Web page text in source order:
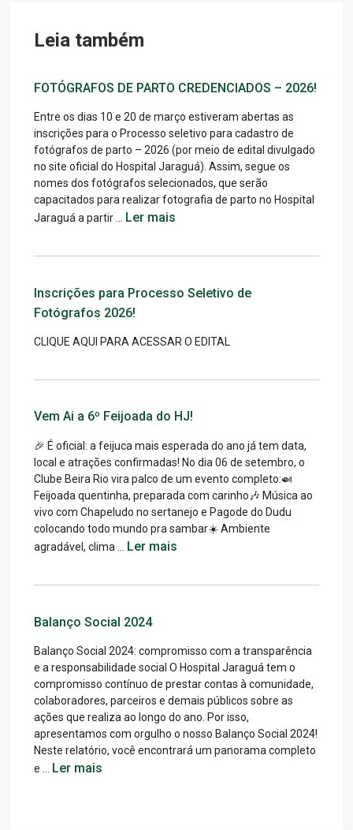
Leia também
FOTÓGRAFOS DE PARTO CREDENCIADOS – 2026!
Entre os dias 10 e 20 de março estiveram abertas as
inscrições para o Processo seletivo para cadastro de
fotógrafos de parto – 2026 (por meio de edital divulgado
no site oficial do Hospital Jaraguá). Assim, segue os
nomes dos fotógrafos selecionados, que serão
capacitados para realizar fotografia de parto no Hospital
Jaraguá a partir … Ler mais
Inscrições para Processo Seletivo de
Fotógrafos 2026!
CLIQUE AQUI PARA ACESSAR O EDITAL
Vem Ai a 6º Feijoada do HJ!
🎉 É oficial: a feijuca mais esperada do ano já tem data,
local e atrações confirmadas! No dia 06 de setembro, o
Clube Beira Rio vira palco de um evento completo:🍛
Feijoada quentinha, preparada com carinho🎶 Música ao
vivo com Chapeludo no sertanejo e Pagode do Dudu
colocando todo mundo pra sambar☀️ Ambiente
agradável, clima … Ler mais
Balanço Social 2024
Balanço Social 2024: compromisso com a transparência
e a responsabilidade social O Hospital Jaraguá tem o
compromisso contínuo de prestar contas à comunidade,
colaboradores, parceiros e demais públicos sobre as
ações que realiza ao longo do ano. Por isso,
apresentamos com orgulho o nosso Balanço Social 2024!
Neste relatório, você encontrará um panorama completo
e … Ler mais